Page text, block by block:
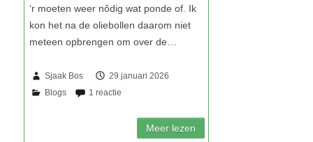
Sjaak Bos 29 januari 2026